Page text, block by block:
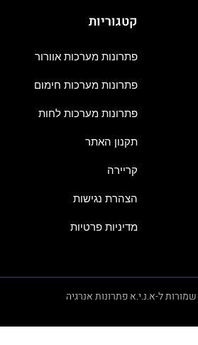
קטגוריות
פתרונות מערכות אוורור
פתרונות מערכות חימום
פתרונות מערכות לחות
תקנון האתר
קריירה
הצהרת נגישות
מדיניות פרטיות